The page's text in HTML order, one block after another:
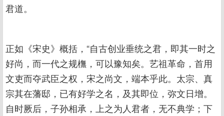
君道。
正如《宋史》概括，“自古创业垂统之君，即其一时之
好尚，而一代之规橅，可以豫知矣。艺祖革命，首用
文吏而夺武臣之权，宋之尚文，端本乎此。太宗、真
宗其在藩邸，已有好学之名，及其即位，弥文日增。
自时厥后，子孙相承，上之为人君者，无不典学；下